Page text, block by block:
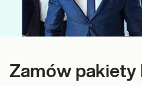
Zamów pakiety